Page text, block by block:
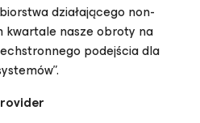
działającego non-
kwartale nasze obroty na
podejścia dla